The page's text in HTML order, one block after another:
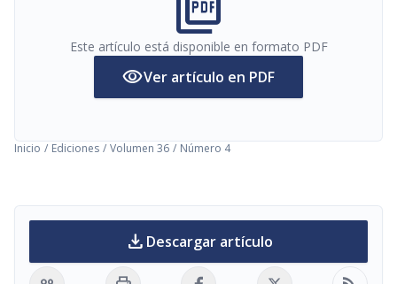
Este artículo está disponible en formato PDF
visibilityVer artículo en PDF
Inicio / Ediciones / Volumen 36 / Número 4
download Descargar artículo